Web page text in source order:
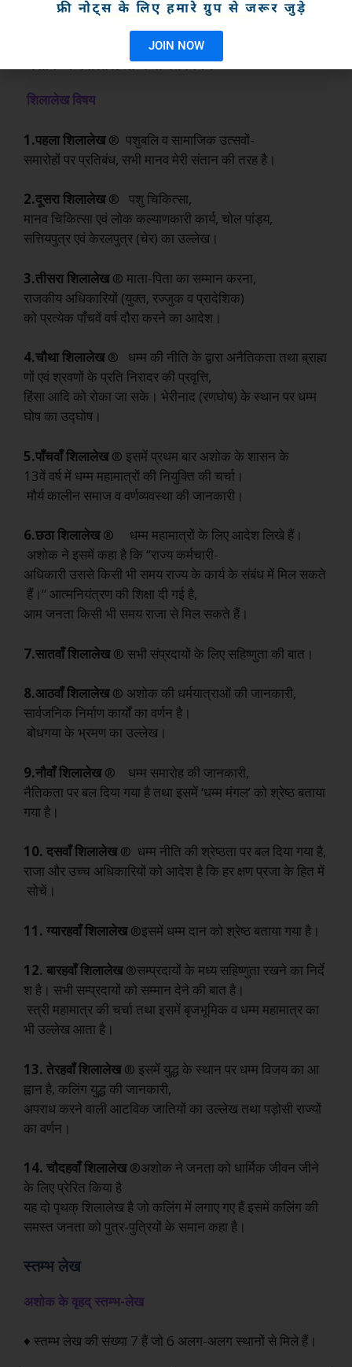
अशोक के शिलालेखों में वर्णित विषय
शिलालेखविषय
1.पहलाशिलालेख ® पशुबलि व सामाजिक उत्सवों-
समारोहों पर प्रतिबंध, सभी मानव मेरी संतान की तरह है।
2.दूसराशिलालेख® पशु चिकित्सा,
मानव चिकित्सा एवं लोक कल्याणकारी कार्य, चोल पांड्य,
सत्तियपुत्र एवं केरलपुत्र (चेर) का उल्लेख।
3.तीसराशिलालेख ® माता-पिता का सम्मान करना,
राजकीय अधिकारियों (युक्त, रज्जुक व प्रादेशिक)
को प्रत्येक पाँचवें वर्ष दौरा करने का आदेश।
4.चौथाशिलालेख® धम्म की नीति के द्वारा अनैतिकता तथा ब्राह्म
णों एवं श्रवणों के प्रति निरादर की प्रवृत्ति,
हिंसा आदि को रोका जा सके। भेरीनाद (रणघोष) के स्थान पर धम्म
घोष का उद्घोष।
5.पाँचवाँशिलालेख® इसमें प्रथम बार अशोक के शासन के
13वें वर्ष में धम्म महामात्रों की नियुक्ति की चर्चा।
मौर्य कालीन समाज व वर्णव्यवस्था की जानकारी।
6.छठाशिलालेख® धम्म महामात्रों के लिए आदेश लिखे हैं।
अशोक ने इसमें कहा है कि “राज्य कर्मचारी-
अधिकारी उससे किसी भी समय राज्य के कार्य के संबंध में मिल सकते
हैं।“ आत्मनियंत्रण की शिक्षा दी गई है,
आम जनता किसी भी समय राजा से मिल सकते हैं।
7.सातवाँशिलालेख® सभी संप्रदायों के लिए सहिष्णुता की बात।
8.आठवाँशिलालेख® अशोक की धर्मयात्राओं की जानकारी,
सार्वजनिक निर्माण कार्यों का वर्णन है।
बोधगया के भ्रमण का उल्लेख।
9.नौवाँशिलालेख® धम्म समारोह की जानकारी,
नैतिकता पर बल दिया गया है तथा इसमें ‘धम्म मंगल’ को श्रेष्ठ बताया
गया है।
10. दसवाँशिलालेख® धम्म नीति की श्रेष्ठता पर बल दिया गया है,
राजा और उच्च अधिकारियों को आदेश है कि हर क्षण प्रजा के हित में
सोचें।
11. ग्यारहवाँशिलालेख®इसमें धम्म दान को श्रेष्ठ बताया गया है।
12. बारहवाँशिलालेख®सम्प्रदायों के मध्य सहिष्णुता रखने का निर्दे
श है। सभी सम्प्रदायों को सम्मान देने की बात है।
स्त्री महामात्र की चर्चा तथा इसमें बृजभूमिक व धम्म महामात्र का
भी उल्लेख आता है।
13. तेरहवाँशिलालेख® इसमें युद्ध के स्थान पर धम्म विजय का आ
ह्वान है, कलिंग युद्ध की जानकारी,
अपराध करने वाली आटविक जातियों का उल्लेख तथा पड़ोसी राज्यों
का वर्णन।
14. चौदहवाँशिलालेख®अशोक ने जनता को धार्मिक जीवन जीने
के लिए प्रेरित किया है
यह दो पृथक् शिलालेख है जो कलिंग में लगाए गए हैं इसमें कलिंग की
समस्त जनता को पुत्र-पुत्रियों के समान कहा है।
स्तम्भ लेख
अशोक के वृहद् स्तम्भ-लेख
♦ स्तम्भ लेख की संख्या 7 हैं जो 6 अलग-अलग स्थानों से मिले हैं।
JOIN NOW